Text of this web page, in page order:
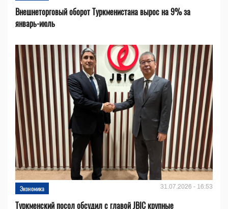
Внешнеторговый оборот Туркменистана вырос на 9% за
январь-июль
Экономика 31.07.2026 - 16:53
Туркменский посол обсудил с главой JBIC крупные